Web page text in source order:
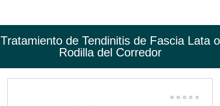
de
Fisioterapia
-
FisioClinics
Tratamiento de Tendinitis de Fascia Lata o
Rodilla del Corredor